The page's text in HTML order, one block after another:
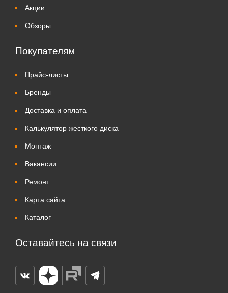
Акции
Обзоры
Покупателям
Прайс-листы
Бренды
Доставка и оплата
Калькулятор жесткого диска
Монтаж
Вакансии
Ремонт
Карта сайта
Каталог
Оставайтесь на связи